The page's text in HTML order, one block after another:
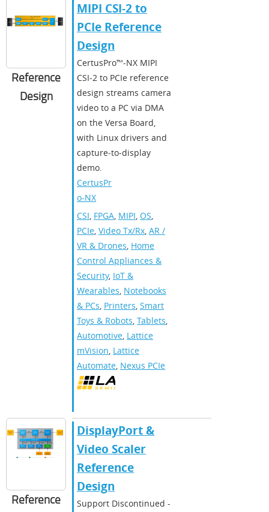
Reference
Design
MIPI CSI-2 to
PCIe Reference
Design
CertusPro™‑NX MIPI
CSI‑2 to PCIe reference
design streams camera
video to a PC via DMA
on the Versa Board,
with Linux drivers and
capture‑to‑display
demo.
CertusPr
o-NX
CSI, FPGA, MIPI, OS,
PCIe, Video Tx/Rx, AR /
VR & Drones, Home
Control Appliances &
Security, IoT &
Wearables, Notebooks
& PCs, Printers, Smart
Toys & Robots, Tablets,
Automotive, Lattice
mVision, Lattice
Automate, Nexus PCIe
Reference
DisplayPort &
Video Scaler
Reference
Design
Support Discontinued -